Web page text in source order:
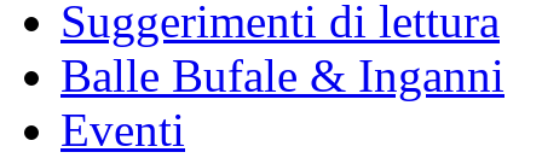
Suggerimenti di lettura
Balle Bufale & Inganni
Eventi